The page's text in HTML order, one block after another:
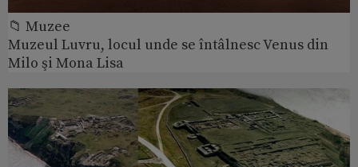
📁 Muzee
Muzeul Luvru, locul unde se întâlnesc Venus din
Milo şi Mona Lisa